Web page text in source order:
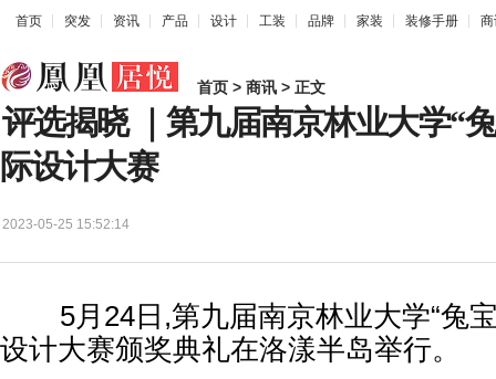
首页 突发 资讯 产品 设计 工装 品牌 家装 装修手册
首页 > 商讯 > 正文
评选揭晓 ｜第九届南京林业大学“
际设计大赛
2023-05-25 15:52:14
5月24日,第九届南京林业大学“兔宝
设计大赛颁奖典礼在洛漾半岛举行。